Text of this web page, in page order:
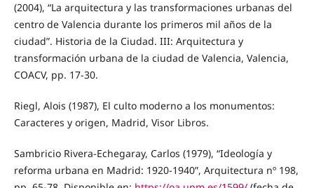
(2004), “La arquitectura y las transformaciones urbanas del
centro de Valencia durante los primeros mil años de la
ciudad”. Historia de la Ciudad. III: Arquitectura y
transformación urbana de la ciudad de Valencia, Valencia,
COACV, pp. 17-30.
Riegl, Alois (1987), El culto moderno a los monumentos:
Caracteres y origen, Madrid, Visor Libros.
Sambricio Rivera-Echegaray, Carlos (1979), “Ideología y
reforma urbana en Madrid: 1920-1940”, Arquitectura nº 198,